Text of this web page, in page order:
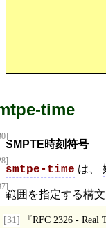
time
SMPTE時刻符号
smtpe-time は、
範囲 を指定する構
[31] RFC 2326 - Real